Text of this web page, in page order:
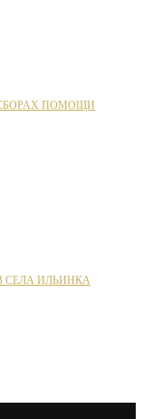
ПОМОЩИ
СЕЛА ИЛЬИНКА